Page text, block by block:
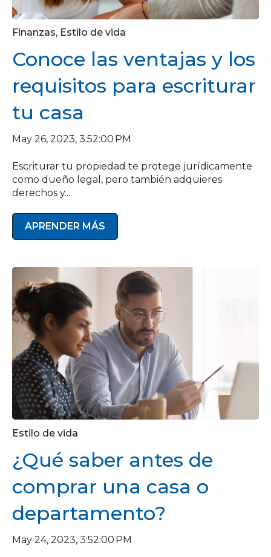
Finanzas, Estilo de vida
Conoce las ventajas y los
requisitos para escriturar
tu casa
May 26, 2023, 3:52:00 PM
Escriturar tu propiedad te protege jurídicamente
como dueño legal, pero también adquieres
derechos y...
APRENDER MÁS
Estilo de vida
¿Qué saber antes de
comprar una casa o
departamento?
May 24, 2023, 3:52:00 PM